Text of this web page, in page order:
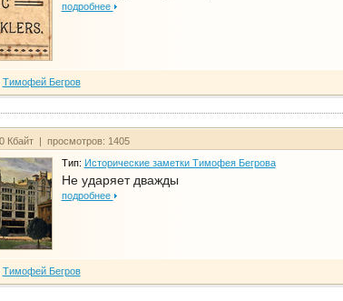
подробнее
Тимофей Бегров
Кбайт | просмотров: 1405
Тип: Исторические заметки Тимофея Бегрова
Не ударяет дважды
подробнее
Тимофей Бегров